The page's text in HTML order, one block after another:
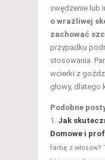
swędzenie lub
o wrażliwej
zachować
przypadku
stosowania.
wcierki z
głowy, dlatego
Podobne
Jak
Domowe i
farbę z